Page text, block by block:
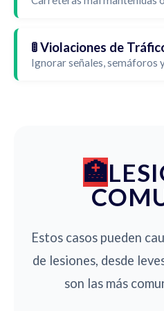
🚦 Violaciones de
Ignorar señales, semáforos
Estos casos pueden
de lesiones, desde
son las más